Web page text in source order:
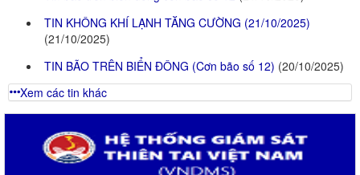
TIN KHÔNG KHÍ LẠNH TĂNG CƯỜNG (21/10/2025)
(21/10/2025)
TIN BÃO TRÊN BIỂN ĐÔNG (Cơn bão số 12) (20/10/2025)
Xem các tin khác